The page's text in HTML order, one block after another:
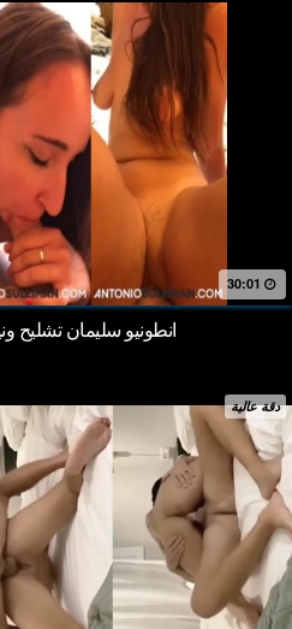
انطونيو سليمان تشليح
دقة عالية